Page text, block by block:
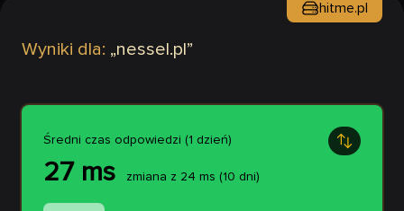
Wyniki dla: „nessel.pl ”
hitme.pl
Średni czas odpowiedzi (1 dzień)
27ms zmiana z 24 ms (10 dni)